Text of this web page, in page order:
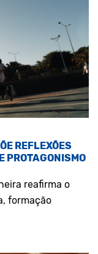
REFLEXÕES
PROTAGONISMO
reafirma o
formação